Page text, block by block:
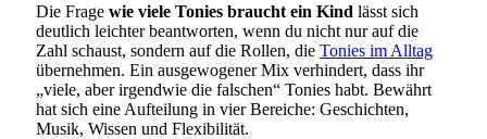
Die Frage wie viele Tonies braucht ein Kind lässt sich
deutlich leichter beantworten, wenn du nicht nur auf die
Zahl schaust, sondern auf die Rollen, die Tonies im Alltag
übernehmen. Ein ausgewogener Mix verhindert, dass ihr
„viele, aber irgendwie die falschen“ Tonies habt. Bewährt
hat sich eine Aufteilung in vier Bereiche: Geschichten,
Musik, Wissen und Flexibilität.